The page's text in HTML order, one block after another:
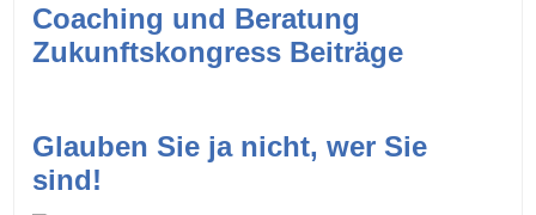
Coaching und Beratung
Zukunftskongress Beiträge
Glauben Sie ja nicht, wer Sie
sind!